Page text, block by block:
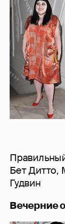
Бет
Гудвин
Вечерние